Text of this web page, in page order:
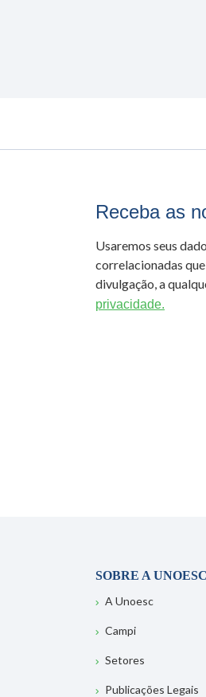
Receba as
Usaremos seus
correlacionadas
divulgação, a
privacidade.
SOBRE A UNOESC
A Unoesc
Campi
Setores
Publicações Legais